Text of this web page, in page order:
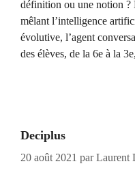
définition ou une notion ?
mêlant l’intelligence
évolutive, l’agent
des élèves, de la 6e à la
Deciplus
20 août 2021 parLaurent